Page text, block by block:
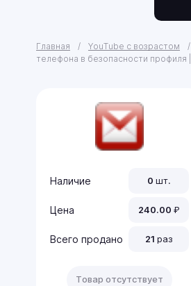
Главная YouTube с возрастом
телефона в безопасности профиля
Наличие 0 шт.
Цена 240.00 ₽
Всего продано 21 раз
Товар отсутствует